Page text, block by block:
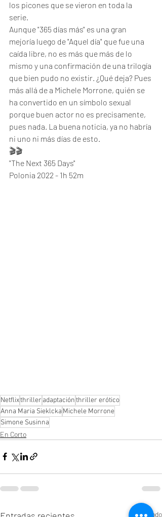
los picones que se vieron en toda la
serie.
Aunque "365 días más" es una gran
mejoría luego de "Aquel día" que fue una
caída libre, no es más que más de lo
mismo y una confirmación de una trilogía
que bien pudo no existir. ¿Qué deja? Pues
más allá de a Michele Morrone, quién se
ha convertido en un símbolo sexual
porque buen actor no es precisamente,
pues nada. La buena noticia, ya no habría
ni uno ni más días de esto.
🎬🎬
"The Next 365 Days"
Polonia 2022 - 1h 52m
Netflixthriller adaptaciónthriller erótico
Anna Maria Sieklcka Michele Morrone
Simone Susinna
En Corto
Ver todo